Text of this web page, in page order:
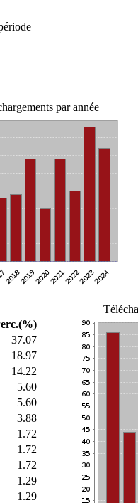
par année
37.07
18.97
14.22
5.60
5.60
3.88
1.72
1.72
1.72
1.29
1.29